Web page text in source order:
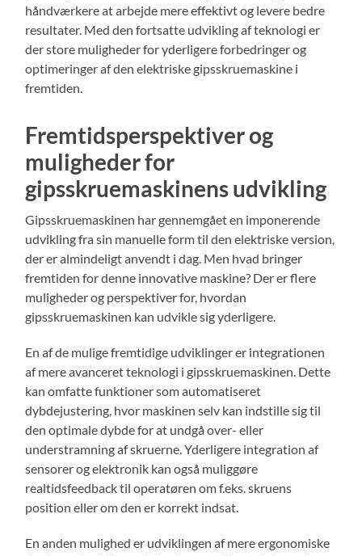
håndværkere at arbejde mere effektivt og levere bedre
resultater. Med den fortsatte udvikling af teknologi er
der store muligheder for yderligere forbedringer og
optimeringer af den elektriske gipsskruemaskine i
fremtiden.
Fremtidsperspektiver og
muligheder for
gipsskruemaskinens udvikling
Gipsskruemaskinen har gennemgået en imponerende
udvikling fra sin manuelle form til den elektriske version,
der er almindeligt anvendt i dag. Men hvad bringer
fremtiden for denne innovative maskine? Der er flere
muligheder og perspektiver for, hvordan
gipsskruemaskinen kan udvikle sig yderligere.
En af de mulige fremtidige udviklinger er integrationen
af mere avanceret teknologi i gipsskruemaskinen. Dette
kan omfatte funktioner som automatiseret
dybdejustering, hvor maskinen selv kan indstille sig til
den optimale dybde for at undgå over- eller
understramning af skruerne. Yderligere integration af
sensorer og elektronik kan også muliggøre
realtidsfeedback til operatøren om f.eks. skruens
position eller om den er korrekt indsat.
En anden mulighed er udviklingen af mere ergonomiske